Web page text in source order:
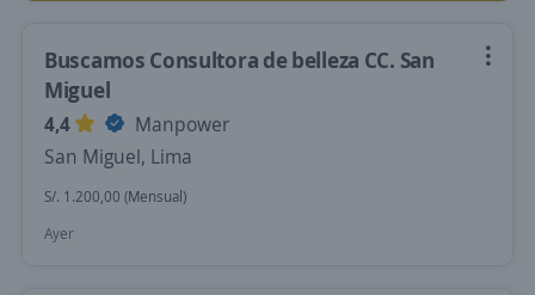
Buscamos Consultora de belleza CC. San
Miguel
4,4
Manpower
San Miguel, Lima
S/. 1.200,00 (Mensual)
Ayer